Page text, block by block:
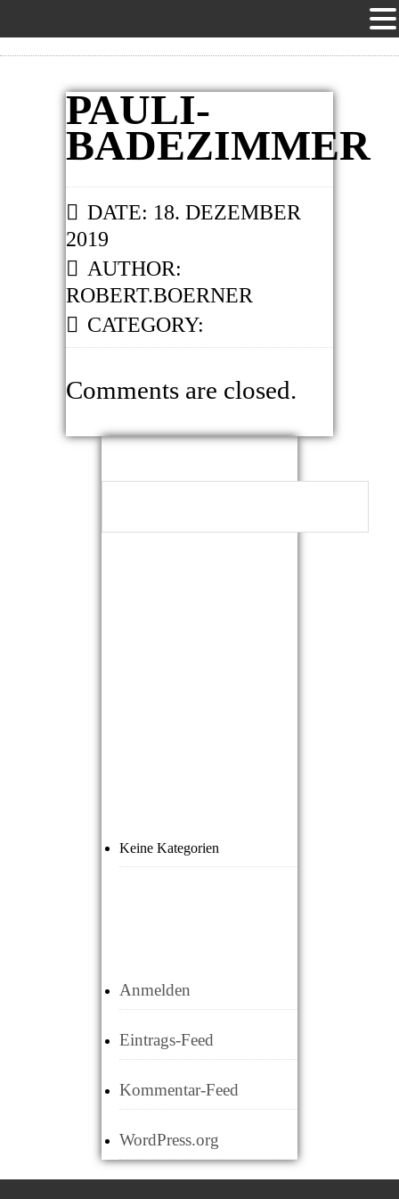
PAULI-
BADEZIMMER
DATE: 18. DEZEMBER
2019
AUTHOR:
ROBERT.BOERNER
CATEGORY:
Comments are closed.
Keine Kategorien
Anmelden
Eintrags-Feed
Kommentar-Feed
WordPress.org